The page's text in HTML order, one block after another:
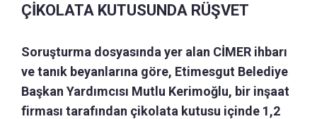
ÇİKOLATA KUTUSUNDA RÜŞVET
Soruşturma dosyasında yer alan CİMER ihbarı
ve tanık beyanlarına göre, Etimesgut Belediye
Başkan Yardımcısı Mutlu Kerimoğlu, bir inşaat
firması tarafından çikolata kutusu içinde 1,2